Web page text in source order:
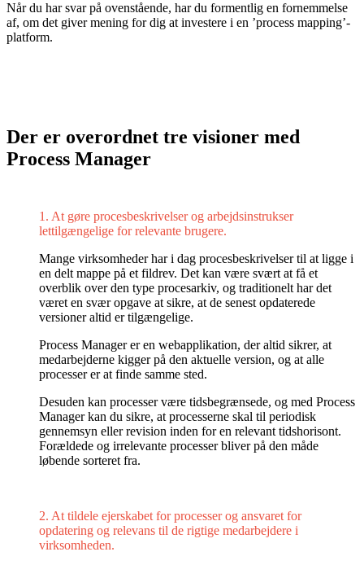
Når du har svar på ovenstående, har du formentlig en fornemmelse
af, om det giver mening for dig at investere i en ’process mapping’-
platform.
Der er overordnet tre visioner med
Process Manager
1. At gøre procesbeskrivelser og arbejdsinstrukser
lettilgængelige for relevante brugere.
Mange virksomheder har i dag procesbeskrivelser til at ligge i
en delt mappe på et fildrev. Det kan være svært at få et
overblik over den type procesarkiv, og traditionelt har det
været en svær opgave at sikre, at de senest opdaterede
versioner altid er tilgængelige.
Process Manager er en webapplikation, der altid sikrer, at
medarbejderne kigger på den aktuelle version, og at alle
processer er at finde samme sted.
Desuden kan processer være tidsbegrænsede, og med Process
Manager kan du sikre, at processerne skal til periodisk
gennemsyn eller revision inden for en relevant tidshorisont.
Forældede og irrelevante processer bliver på den måde
løbende sorteret fra.
2. At tildele ejerskabet for processer og ansvaret for
opdatering og relevans til de rigtige medarbejdere i
virksomheden.